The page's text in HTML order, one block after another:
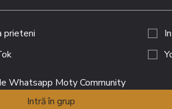
prieteni
Intră în grup